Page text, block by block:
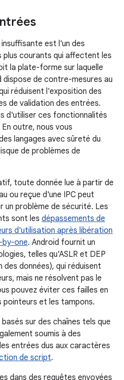
est l'un des
plus courants qui affectent les
la plate-forme sur laquelle
de contre-mesures au
réduisent l'exposition des
de validation des entrées.
d'utiliser ces fonctionnalités
outre, nous vous
langages avec sûreté du
de problèmes de
toute donnée lue à partir de
ou reçue d'une IPC peut
problème de sécurité. Les
sont les dépassements de
d'utilisation après libération
one. Android fournit un
telles qu'ASLR et DEP
données), qui réduisent
mais ne résolvent pas le
pouvez éviter ces failles en
pointeurs et les tampons.
sur des chaînes tels que
soumis à des
entrées dus aux caractères
de script.
dans des requêtes envoyées